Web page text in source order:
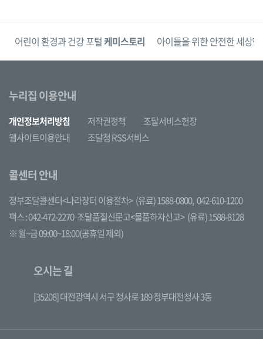
어린이 환경과 건강 포털케미스토리 아이들을 위한 안전한 세상
누리집 이용안내
개인정보처리방침 저작권정책
조달서비스헌장
웹사이트이용안내
조달청 RSS서비스
콜센터 안내
정부조달콜센터<나라장터 이용절차> (유료) 1588-0800, 042-610-1200
팩스 : 042-472-2270 조달품질신문고<물품하자신고> (유료) 1588-8128
※ 월~금 09:00~18:00(공휴일 제외)
오시는 길
[35208] 대전광역시 서구 청사로 189 정부대전청사 3동